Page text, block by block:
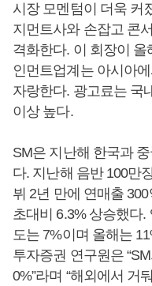
시장 모멘텀이 더욱 커
지먼트사와 손잡고 콘
격화한다. 이 회장이 올
인먼트업계는 아시아
자랑한다. 광고료는 국
이상 높다.
SM은 지난해 한국과
다. 지난해 음반 100만
뷔 2년 만에 연매출
초대비 6.3% 상승했다.
도는 7%이며 올해는
투자증권 연구원은
0%”라며 “해외에서 거